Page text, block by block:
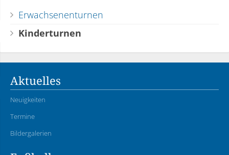
Erwachsenenturnen
Kinderturnen
Aktuelles
Neuigkeiten
Termine
Bildergalerien